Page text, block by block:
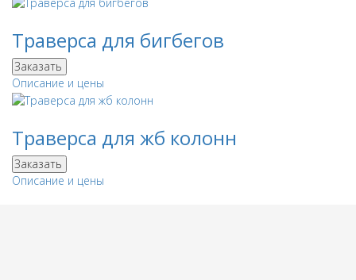
Траверса для бигбегов
Заказать
Описание и цены
Траверса для жб колонн
Заказать
Описание и цены